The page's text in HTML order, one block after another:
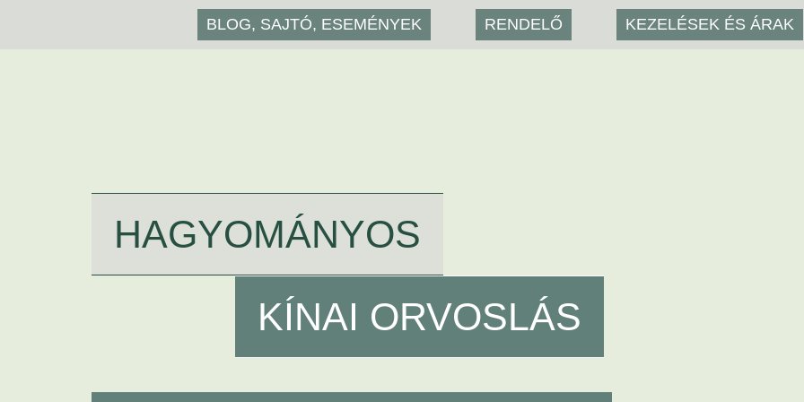
BLOG, SAJTÓ, ESEMÉNYEK RENDELŐ KEZELÉSEK ÉS ÁRAK
HAGYOMÁNYOS
KÍNAI ORVOSLÁS